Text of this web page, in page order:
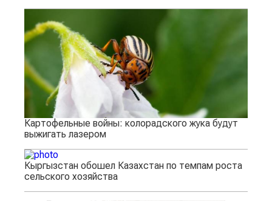
Картофельные войны: колорадского жука будут
выжигать лазером
Кыргызстан обошел Казахстан по темпам роста
сельского хозяйства